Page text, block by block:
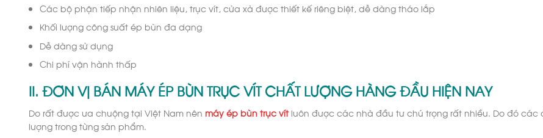
Các bộ phận tiếp nhận nhiên liệu, trục vít, cửa xả được thiết kế riêng biệt, dễ dàng tháo lắp
Khối lượng công suất ép bùn đa dạng
Dễ dàng sử dụng
Chi phí vận hành thấp
II. ĐƠN VỊ BÁN MÁY ÉP BÙN TRỤC VÍT CHẤT LƯỢNG HÀNG ĐẦU HIỆN NAY
Do rất được ưa chuộng tại Việt Nam nên máy ép bùn trục vítluôn được các nhà đầu tư chú trọng rất nhiều. Do đó các
lượng trong từng sản phẩm.